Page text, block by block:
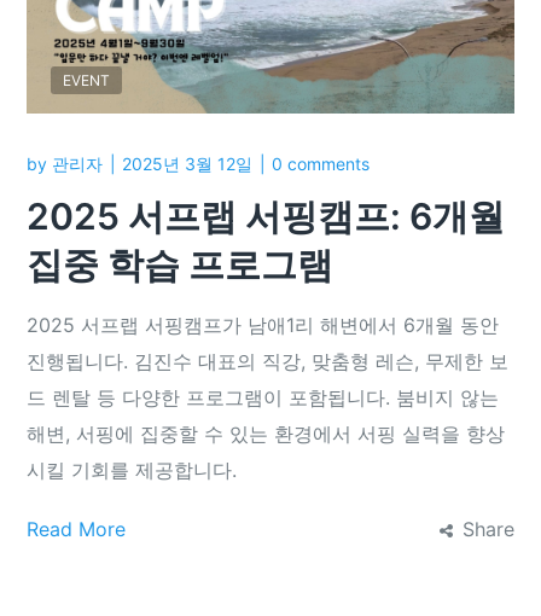
EVENT
by 관리자 2025년 3월 12일 0 comments
2025 서프랩 서핑캠프: 6개월
집중 학습 프로그램
2025 서프랩 서핑캠프가 남애1리 해변에서 6개월 동안
진행됩니다. 김진수 대표의 직강, 맞춤형 레슨, 무제한 보
드 렌탈 등 다양한 프로그램이 포함됩니다. 붐비지 않는
해변, 서핑에 집중할 수 있는 환경에서 서핑 실력을 향상
시킬 기회를 제공합니다.
Read More Share